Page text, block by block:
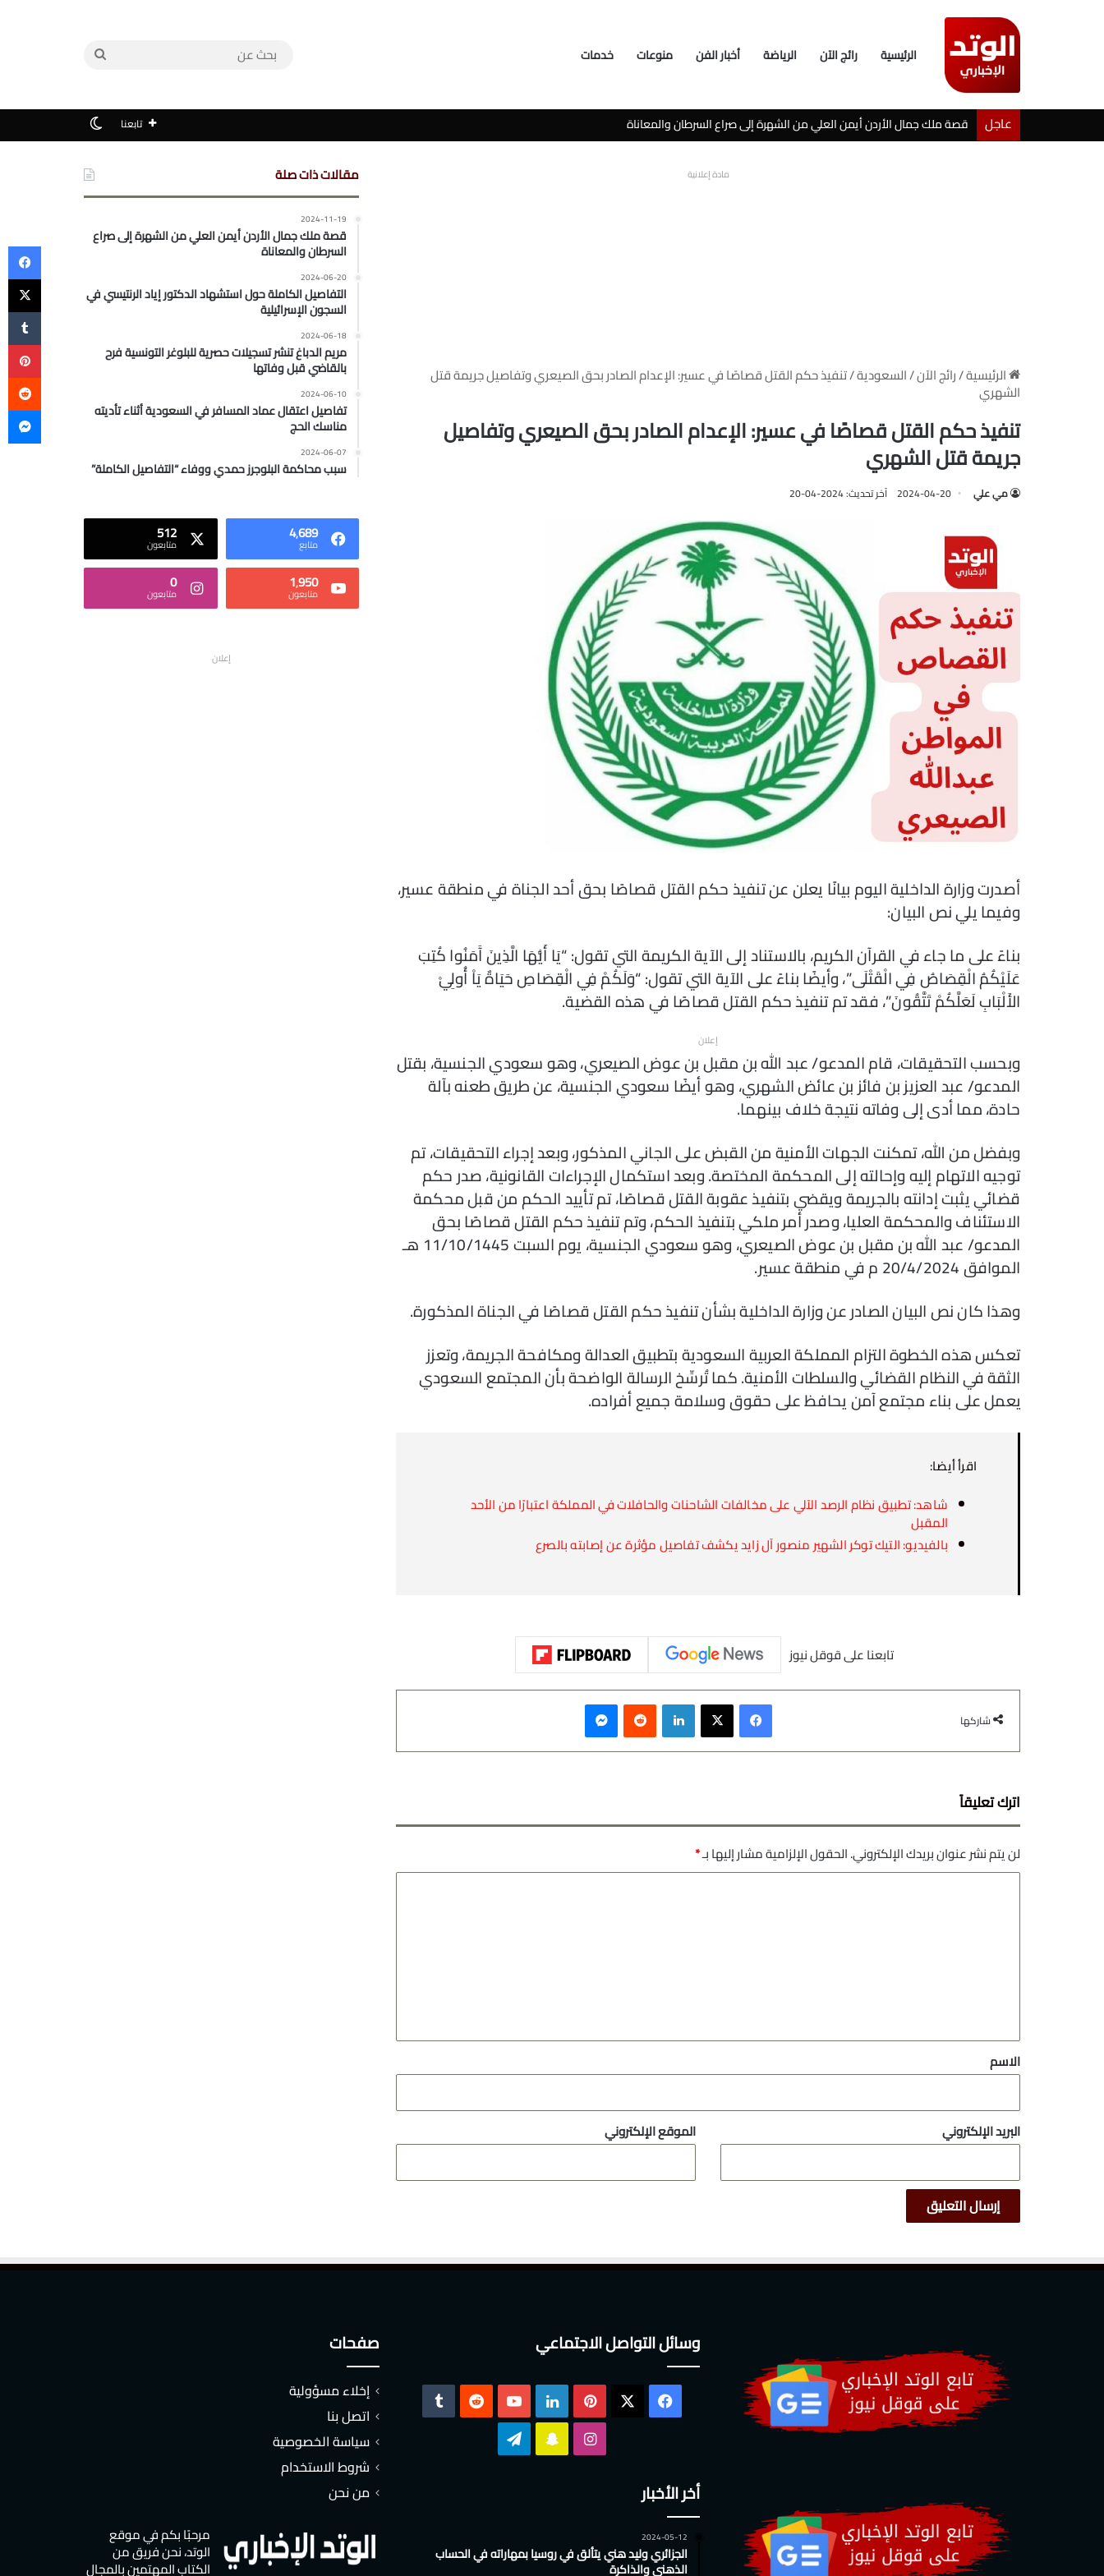
الرئيسية رائج الآن الرياضة أخبار الفن منوعات خدمات
عاجل
خطوبة شيرين بيوتي وأسامة مروة تثير ضجة على السوشيال ميديا تابعنا
مادة إعلانية
الرئيسية/رائج الآن/السعودية/تنفيذ حكم القتل قصاصًا في عسير: الإعدام الصادر بحق الصيعري وتفاصيل جريمة قتل
الشهري
تنفيذ حكم القتل قصاصًا في عسير: الإعدام الصادر بحق الصيعري وتفاصيل
جريمة قتل الشهري
مي علي 2024-04-20 آخر تحديث: 2024-04-20
أصدرت وزارة الداخلية اليوم بيانًا يعلن عن تنفيذ حكم القتل قصاصًا بحق أحد الجناة في منطقة عسير،
وفيما يلي نص البيان:
بناءً على ما جاء في القرآن الكريم، بالاستناد إلى الآية الكريمة التي تقول: “يَا أَيُّهَا الَّذِينَ آَمَنُوا كُتِبَ
عَلَيْكُمُ الْقِصَاصُ فِي الْقَتْلَى”، وأيضًا بناءً على الآية التي تقول: “وَلَكُمْ فِي الْقِصَاصِ حَيَاةٌ يَاْ أُولِيْ
الأَلْبَابِ لَعَلَّكُمْ تَتَّقُونَ”، فقد تم تنفيذ حكم القتل قصاصًا في هذه القضية.
إعلان
وبحسب التحقيقات، قام المدعو/ عبد الله بن مقبل بن عوض الصيعري، وهو سعودي الجنسية، بقتل
المدعو/ عبد العزيز بن فائز بن عائض الشهري، وهو أيضًا سعودي الجنسية، عن طريق طعنه بآلة
حادة، مما أدى إلى وفاته نتيجة خلاف بينهما.
وبفضل من الله، تمكنت الجهات الأمنية من القبض على الجاني المذكور، وبعد إجراء التحقيقات، تم
توجيه الاتهام إليه وإحالته إلى المحكمة المختصة. وبعد استكمال الإجراءات القانونية، صدر حكم
قضائي يثبت إدانته بالجريمة ويقضي بتنفيذ عقوبة القتل قصاصًا، تم تأييد الحكم من قبل محكمة
الاستئناف والمحكمة العليا، وصدر أمر ملكي بتنفيذ الحكم، وتم تنفيذ حكم القتل قصاصًا بحق
المدعو/ عبد الله بن مقبل بن عوض الصيعري، وهو سعودي الجنسية، يوم السبت 11/10/1445 هـ
الموافق 20/4/2024 م في منطقة عسير.
وهذا كان نص البيان الصادر عن وزارة الداخلية بشأن تنفيذ حكم القتل قصاصًا في الجناة المذكورة.
تعكس هذه الخطوة التزام المملكة العربية السعودية بتطبيق العدالة ومكافحة الجريمة، وتعزز
الثقة في النظام القضائي والسلطات الأمنية. كما تُرسِّخ الرسالة الواضحة بأن المجتمع السعودي
يعمل على بناء مجتمع آمن يحافظ على حقوق وسلامة جميع أفراده.
اقرأ أيضا:
شاهد: تطبيق نظام الرصد الآلي على مخالفات الشاحنات والحافلات في المملكة اعتبارًا من الأحد
المقبل
بالفيديو: التيك توكر الشهير منصور آل زايد يكشف تفاصيل مؤثرة عن إصابته بالصرع
تابعنا على قوقل نيوز
شاركها
فيسبوك ‫X لينكدإن
اترك تعليقاً
لن يتم نشر عنوان بريدك الإلكتروني.الحقول الإلزامية مشار إليها بـ*
*
الاسم
البريد الإلكتروني الموقع الإلكتروني
مقالات ذات صلة
2024-11-19
قصة ملك جمال الأردن أيمن العلي من الشهرة إلى صراع
السرطان والمعاناة
2024-06-20
التفاصيل الكاملة حول استشهاد الدكتور إياد الرنتيسي في
السجون الإسرائيلية
2024-06-18
مريم الدباغ تنشر تسجيلات حصرية للبلوغر التونسية فرح
بالقاضي قبل وفاتها
2024-06-10
تفاصيل اعتقال عماد المسافر في السعودية أثناء تأديته
مناسك الحج
2024-06-07
سبب محاكمة البلوجرز حمدي ووفاء “التفاصيل الكاملة”
4٬689
متابع 512
متابعون
1٬950
متابعون 0
متابعون
إعلان
وسائل التواصل الاجتماعي
فيسبوك بينتيريست لينكدإن‫YouTube
‏Reddit
انستقرام سناب تيلقرام
أخر الأخبار
2024-05-12
الجزائري وليد هني يتألق في روسيا بمهاراته في الحساب
الذهني والذاكرة
صفحات
إخلاء مسؤولية
اتصل بنا
سياسة الخصوصية
شروط الاستخدام
من نحن
مرحبًا بكم في موقع
الوتد، نحن فريق من
الكتاب المهتمين بالمجال